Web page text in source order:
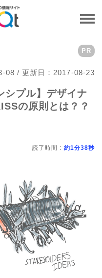
08 / 更新日：2017-08-23
PR
シプル】デザイナ
の原則とは？？
読了時間 : 約1分38秒